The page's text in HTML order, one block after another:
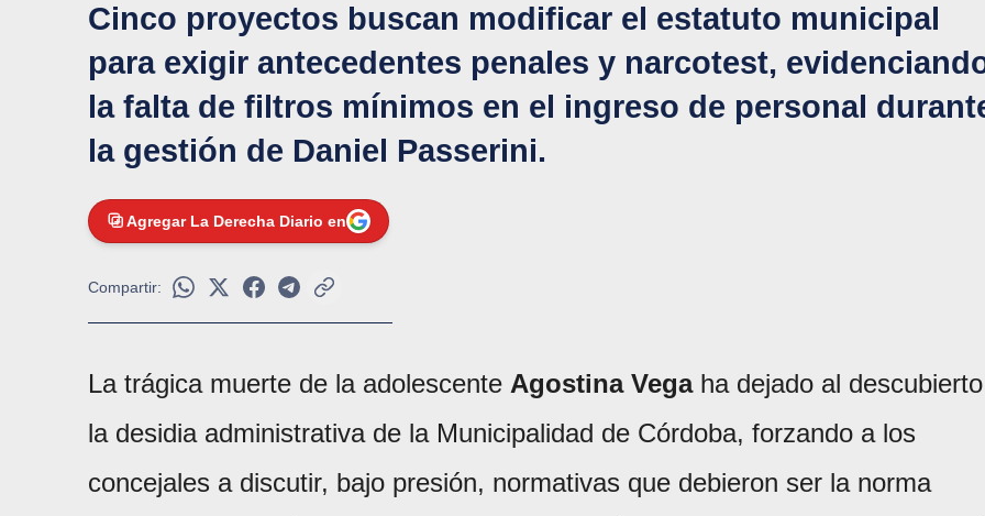
Cinco proyectos buscan modificar el estatuto municipal
para exigir antecedentes penales y narcotest,
la falta de filtros mínimos en el ingreso de personal
la gestión de Daniel Passerini.
Agregar La Derecha Diario en
Compartir:
La trágica muerte de la adolescente Agostina Vegaha dejado al descubierto
la desidia administrativa de la Municipalidad de Córdoba, forzando a los
concejales a discutir, bajo presión, normativas que debieron ser la norma